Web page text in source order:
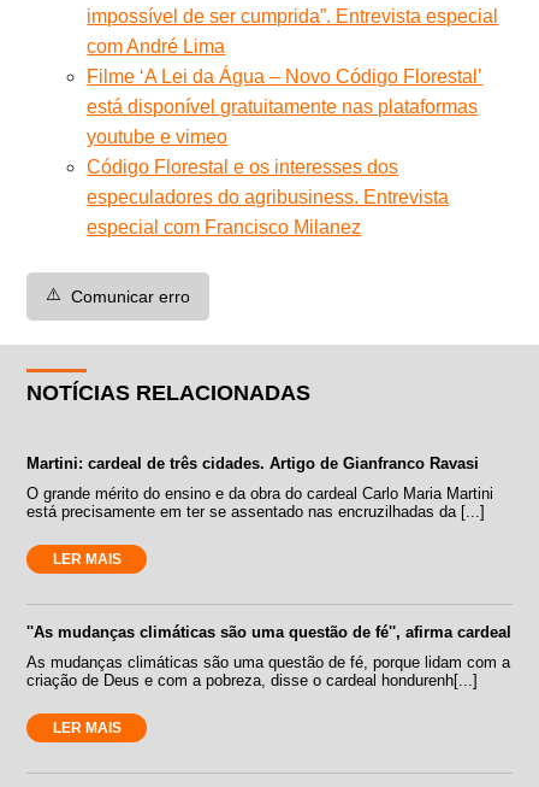
impossível de ser cumprida”. Entrevista especial
com André Lima
Filme ‘A Lei da Água – Novo Código Florestal’
está disponível gratuitamente nas plataformas
youtube e vimeo
Código Florestal e os interesses dos
especuladores do agribusiness. Entrevista
especial com Francisco Milanez
⚠️ Comunicar erro
NOTÍCIAS RELACIONADAS
Martini: cardeal de três cidades. Artigo de Gianfranco Ravasi
O grande mérito do ensino e da obra do cardeal Carlo Maria Martini
está precisamente em ter se assentado nas encruzilhadas da [...]
LER MAIS
''As mudanças climáticas são uma questão de fé'', afirma cardeal
As mudanças climáticas são uma questão de fé, porque lidam com a
criação de Deus e com a pobreza, disse o cardeal hondurenh[...]
LER MAIS